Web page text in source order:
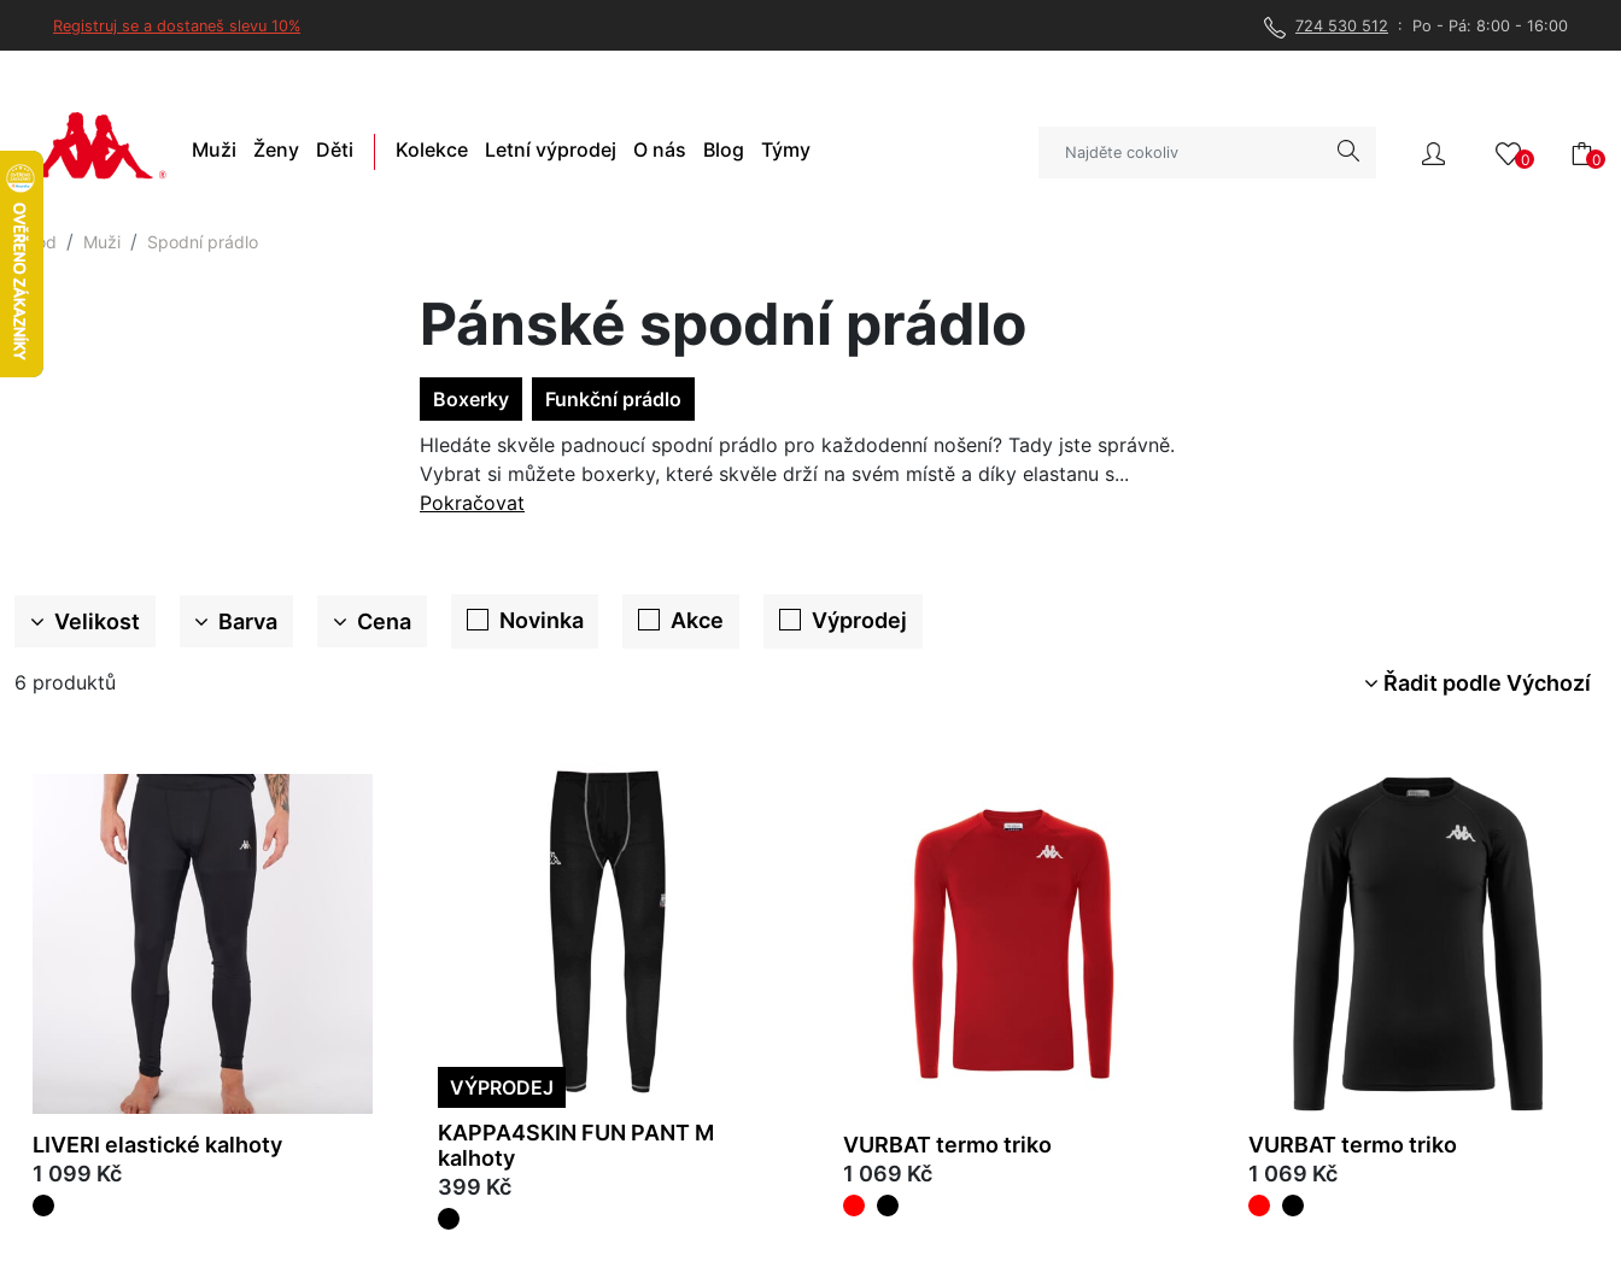
Registruj se a dostaneš slevu 10% 724 530 512 : Po - Pá: 8:00 - 16:00
Muži Ženy Děti Kolekce Letní výprodej O nás Blog Týmy 0 0
Úvod Muži Spodní prádlo
Pánské spodní prádlo
Boxerky
Funkční prádlo
Hledáte skvěle padnoucí spodní prádlo pro každodenní nošení? Tady jste správně.
Vybrat si můžete boxerky, které skvěle drží na svém místě a díky elastanu s...
Pokračovat
Velikost Barva Cena Novinka Akce Výprodej
6 produktů Řadit podle Výchozí
LIVERI elastické kalhoty
1 099 Kč
VÝPRODEJ
KAPPA4SKIN FUN PANT M
kalhoty
399 Kč
VURBAT termo triko
1 069 Kč
VURBAT termo triko
1 069 Kč